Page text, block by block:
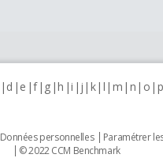
d e f g h i j k l m n o p
Données personnelles Paramétrer
© 2022 CCM Benchmark